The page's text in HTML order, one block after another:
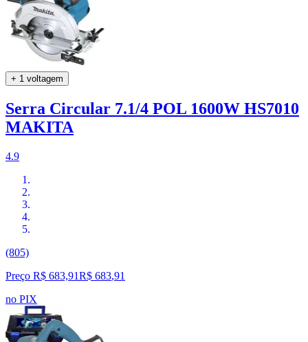
+ 1 voltagem
Serra Circular 7.1/4 POL 1600W HS7010
MAKITA
4.9
(805)
Preço R$ 683,91R$ 683,91
no PIX